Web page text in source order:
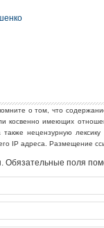
о том, что
косвенно имеющих
нецензурную
IP адреса. Размещение
Обязательные поля